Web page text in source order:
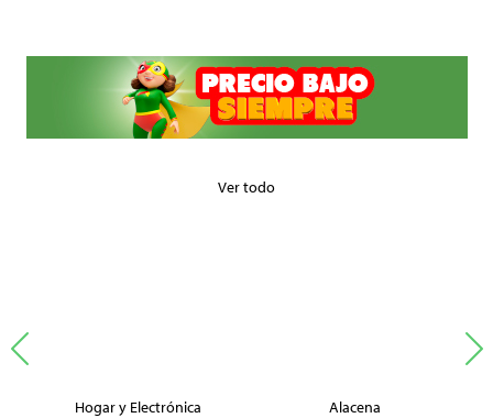
Ver todo
Hogar y Electrónica Alacena